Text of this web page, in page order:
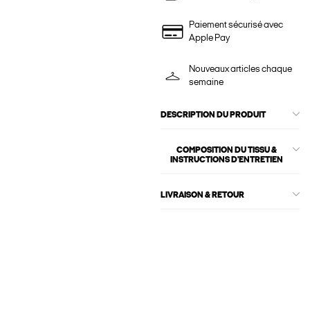
Paiement sécurisé avec
Apple Pay
Nouveaux articles chaque
semaine
DESCRIPTION DU PRODUIT
COMPOSITION DU TISSU &
INSTRUCTIONS D'ENTRETIEN
LIVRAISON & RETOUR